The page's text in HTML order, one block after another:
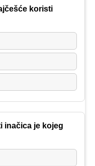
koristi
inačica je kojeg